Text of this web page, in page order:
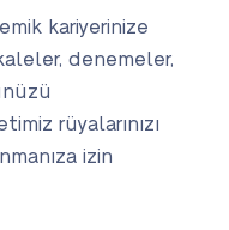
kariyerinize
denemeler,
rüyalarınızı
izin